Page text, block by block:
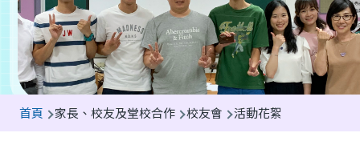
導
首頁 家長、校友及堂校合作 校友會 活動花絮